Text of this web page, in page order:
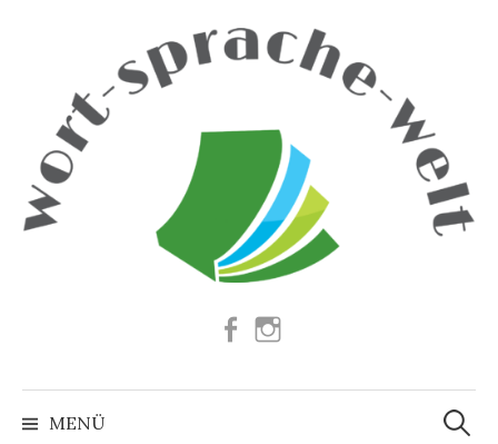
Facebook
MENÜ
Suchen
nach: